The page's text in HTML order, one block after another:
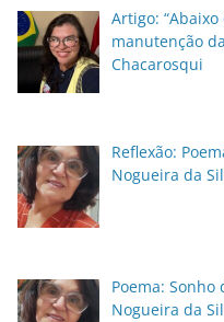
Artigo:
manutenção
Chacarosqui
Reflexão:
Nogueira da
Poema: Sonho
Nogueira da